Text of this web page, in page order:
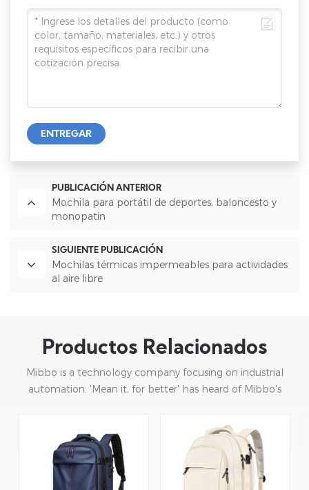
ENTREGAR
PUBLICACIÓN ANTERIOR
Mochila para portátil de deportes, baloncesto y
monopatín
SIGUIENTE PUBLICACIÓN
Mochilas térmicas impermeables para actividades
al aire libre
Productos Relacionados
Mibbo is a technology company focusing on industrial
automation. 'Mean it, for better' has heard of Mibbo's